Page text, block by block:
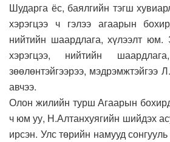
Шударга ёс, баялгийн тэгш
хэрэгцээ ч гэлээ агаарын
нийтийн шаардлага, хүлээлт юм.
хэрэгцээ, нийтийн
зөөлөнтэйгээрээ, мэдрэмжтэйгээ
авчээ.
Олон жилийн турш Агаарын
ч юм уу, Н.Алтанхуягийн шийдэх
ирсэн. Улс төрийн намууд